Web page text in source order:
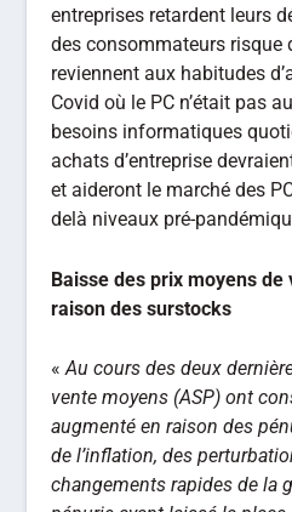
entreprises retardent leurs
des consommateurs risque
reviennent aux habitudes
Covid où le PC n’était pas
besoins informatiques
achats d’entreprise
et aideront le marché des
delà niveaux pré-
Baisse des prix moyens de
raison des surstocks
«Au cours des deux
vente moyens (ASP) ont
augmenté en raison des
de l’inflation, des
changements rapides de la